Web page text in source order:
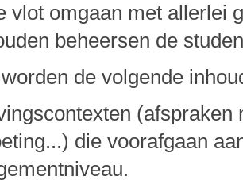
vlot omgaan met allerlei
beheersen de
de volgende
die voorafgaan